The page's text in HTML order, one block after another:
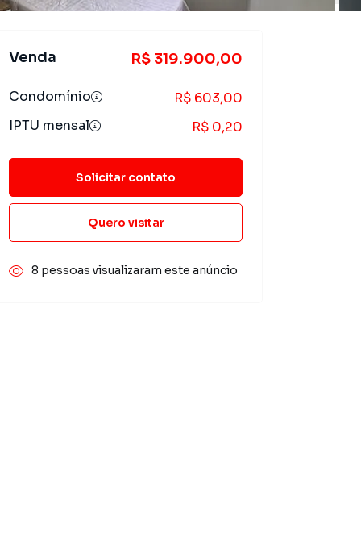
Venda R$ 319.900,00
Condomínio
R$ 603,00
IPTU mensal
R$ 0,20
Solicitar contato
Quero visitar
8 pessoas visualizaram este anúncio